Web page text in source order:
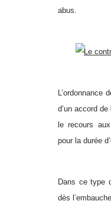
abus.
Le
L’ordonnance
d’un accord de
le recours
pour la durée
Dans ce type
dès